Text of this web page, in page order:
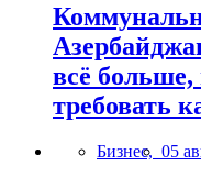
всё
требовать
Бизнес, 05